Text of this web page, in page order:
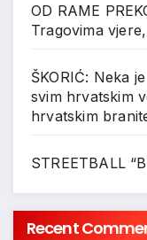
OD RAME
Tragovima
ŠKORIĆ: Neka
svim hrvatskim
hrvatskim
STREETBALL
Recent